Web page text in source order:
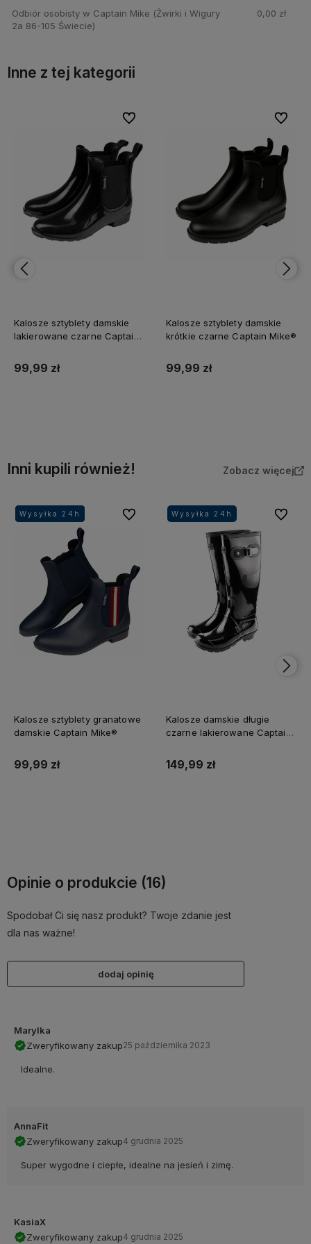
Odbiór osobisty w Captain Mike (Żwirki i Wigury
2a 86-105 Świecie)
0,00 zł
Inne z tej kategorii
Kalosze sztyblety damskie
lakierowane czarne Captain
99,99 zł
Do ulubionych
Do ulubionych
Kalosze sztyblety damskie
krótkie czarne Captain Mike®
99,99 zł
Do
Do
Inni kupili również! Zobacz więcej
Wysyłka 24h
Wysyłka 24h
Wysyłka 24h
Wysyłka 24h
Kalosze sztyblety granatowe
damskie Captain Mike®
99,99 zł
Do ulubionychWysyłka 24h
Kalosze damskie długie
czarne lakierowane Captain
149,99 zł
Do
Opinie o produkcie (16)
Spodobał Ci się nasz produkt? Twoje zdanie jest
dla nas ważne!
dodaj opinię
Marylka
Zweryfikowany zakup25 października 2023
Idealne.
AnnaFit
Zweryfikowany zakup4 grudnia 2025
Super wygodne i ciepłe, idealne na jesień i zimę.
KasiaX
Zweryfikowany zakup4 grudnia 2025